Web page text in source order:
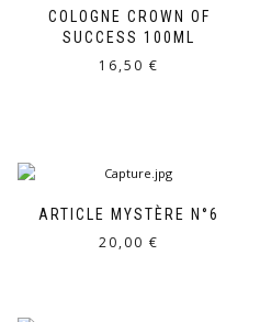
COLOGNE CROWN OF
SUCCESS 100ML
16,50 €
ARTICLE MYSTÈRE N°6
20,00 €